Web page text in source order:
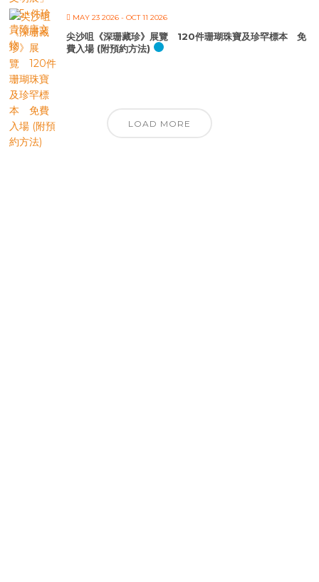
MAY 23 2026 - OCT 11 2026
尖沙咀《深珊藏珍》展覽 120件珊瑚珠寶及珍罕標本 免
費入場 (附預約方法)
LOAD MORE